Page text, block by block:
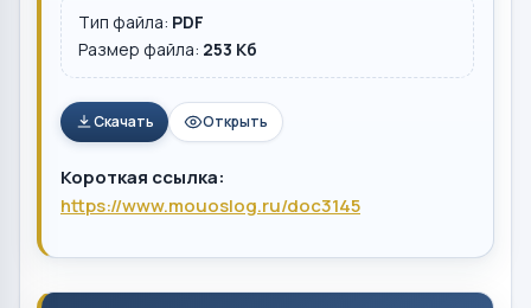
Тип файла: PDF
Размер файла: 253 Кб
Скачать Открыть
Короткая ссылка:
https://www.mouoslog.ru/doc3145